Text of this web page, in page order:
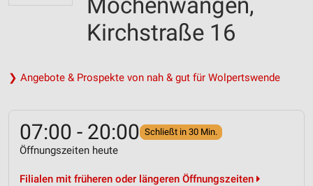
Kirchstraße 16
❯ Angebote & Prospekte von nah & gut für Wolpertswende
07:00 - 20:00 Schließt in 30 Min.
Öffnungszeiten heute
Filialen mit früheren oder längeren Öffnungszeiten